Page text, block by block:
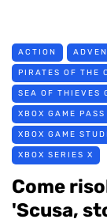
ACTION
PIRATES OF THE
SEA OF THIEVES
XBOX GAME PASS
XBOX GAME
XBOX SERIES X
Come
'Scusa,